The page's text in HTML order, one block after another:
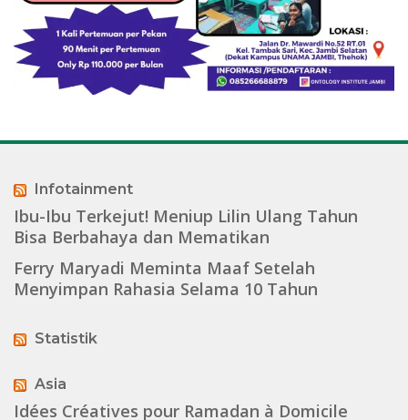
Infotainment
Ibu-Ibu Terkejut! Meniup Lilin Ulang Tahun
Bisa Berbahaya dan Mematikan
Ferry Maryadi Meminta Maaf Setelah
Menyimpan Rahasia Selama 10 Tahun
Statistik
Asia
Idées Créatives pour Ramadan à Domicile